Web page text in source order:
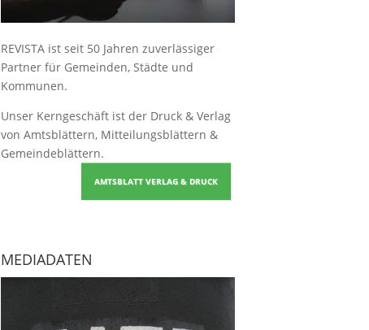
REVISTA ist seit 50 Jahren zuverlässiger
Partner für Gemeinden, Städte und
Kommunen.
Unser Kerngeschäft ist der Druck & Verlag
von Amtsblättern, Mitteilungsblättern &
Gemeindeblättern.
AMTSBLATT VERLAG & DRUCK
MEDIADATEN